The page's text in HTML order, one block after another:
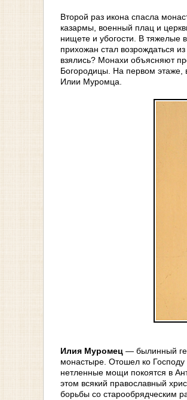
Второй раз икона спасла
казармы, военный плац и
нищете и убогости. В тяжелые
прихожан стал возрождаться
взялись? Монахи объясняют
Богородицы. На первом этаже,
Илии Муромца.
Илия Муромец — былинный
монастыре. Отошел ко Господу
нетленные мощи покоятся в
этом всякий православный
борьбы со старообрядческим